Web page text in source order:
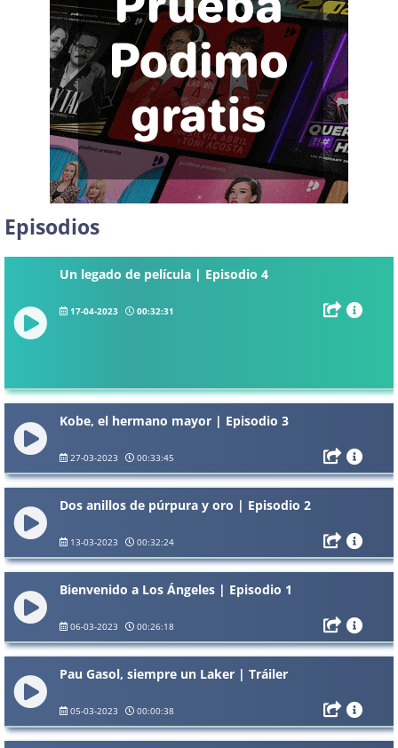
Episodios
Un legado de película | Episodio 4
17-04-2023 00:32:31
Kobe, el hermano mayor | Episodio 3
27-03-2023 00:33:45
Dos anillos de púrpura y oro | Episodio 2
13-03-2023 00:32:24
Bienvenido a Los Ángeles | Episodio 1
06-03-2023 00:26:18
Pau Gasol, siempre un Laker | Tráiler
05-03-2023 00:00:38